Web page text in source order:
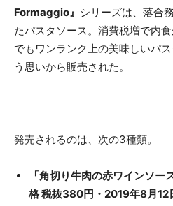
Formaggio』 シリーズは、落合
たパスタソース。消費税増で内
でもワンランク上の美味しいパ
う思いから販売された。
発売されるのは、次の3種類。
「角切り牛肉の赤ワインソ
格 税抜380円・2019年8月12